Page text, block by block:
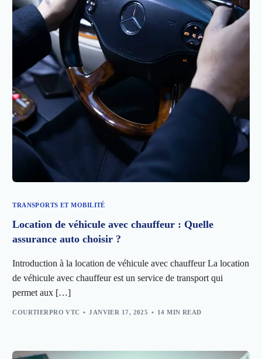
TRANSPORTS ET MOBILITÉ
Location de véhicule avec chauffeur : Quelle
assurance auto choisir ?
Introduction à la location de véhicule avec chauffeur La location
de véhicule avec chauffeur est un service de transport qui
permet aux […]
COURTIERPRO VTC JANVIER 17, 2025 14 MIN READ